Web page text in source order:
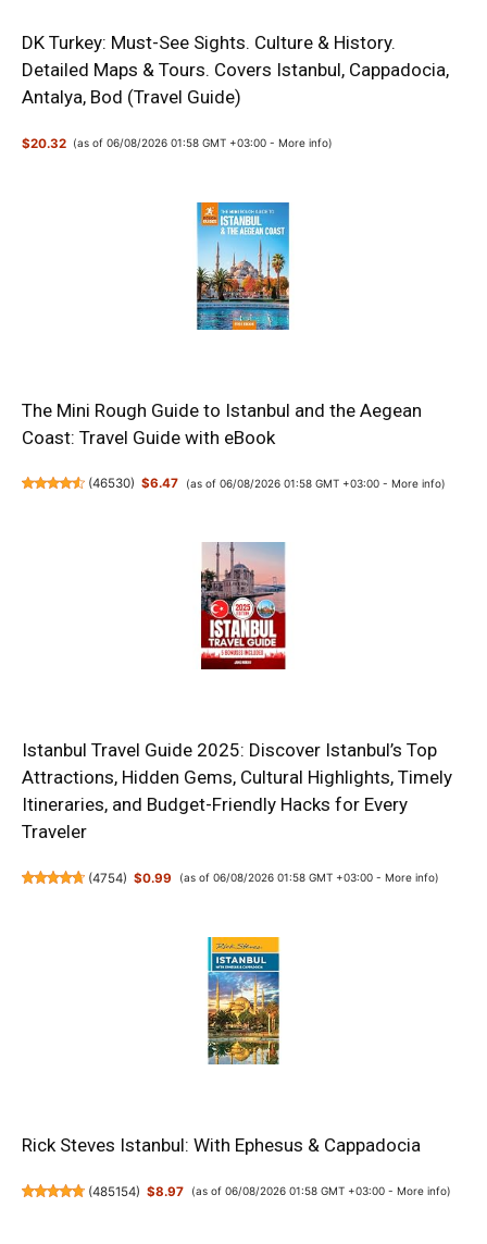
DK Turkey: Must-See Sights. Culture & History.
Detailed Maps & Tours. Covers Istanbul, Cappadocia,
Antalya, Bod (Travel Guide)
$20.32 (as of 06/08/2026 01:58 GMT +03:00 -More info)
The Mini Rough Guide to Istanbul and the Aegean
Coast: Travel Guide with eBook
(46530) $6.47 (as of 06/08/2026 01:58 GMT +03:00 - More info)
Istanbul Travel Guide 2025: Discover Istanbul’s Top
Attractions, Hidden Gems, Cultural Highlights, Timely
Itineraries, and Budget-Friendly Hacks for Every
Traveler
(4754) $0.99 (as of 06/08/2026 01:58 GMT +03:00 - More info)
Rick Steves Istanbul: With Ephesus & Cappadocia
(485154) $8.97 (as of 06/08/2026 01:58 GMT +03:00 - More info)